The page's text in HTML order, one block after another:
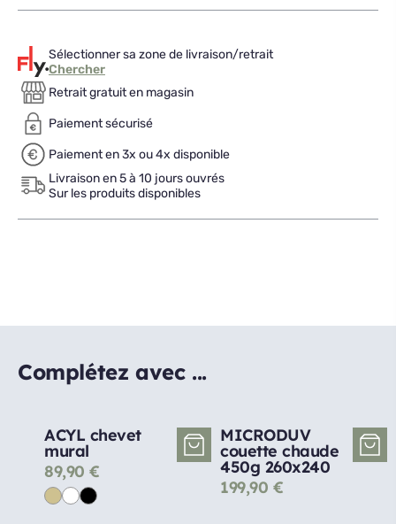
Sélectionner sa zone de livraison/retrait
Chercher
Retrait gratuit en magasin
Paiement sécurisé
Paiement en 3x ou 4x disponible
Livraison en 5 à 10 jours ouvrés
Sur les produits disponibles
Complétez avec ...
ACYL chevet
mural
89,90 €
MICRODUV
couette chaude
450g 260x240
199,90 €